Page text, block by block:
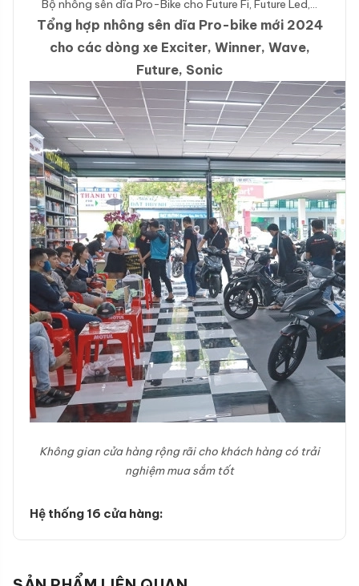
Bộ nhông sên dĩa Pro-Bike cho Future Fi, Future Led,…
Tổng hợp nhông sên dĩa Pro-bike mới 2024
cho các dòng xe Exciter, Winner, Wave,
Future, Sonic
Không gian cửa hàng rộng rãi cho khách hàng có trải
nghiệm mua sắm tốt
Hệ thống 16 cửa hàng: